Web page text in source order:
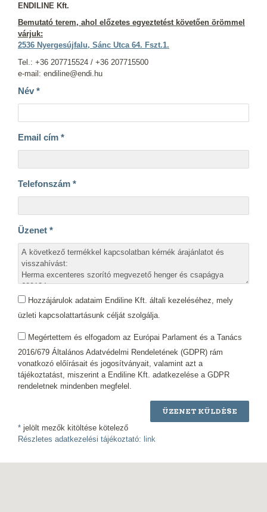
ENDILINE Kft.
Bemutató terem, ahol előzetes egyeztetést követően örömmel
várjuk:
2536 Nyergesújfalu, Sánc Utca 64. Fszt.1.
Tel.: +36 207715524 / +36 207715500
e-mail: endiline@endi.hu
Név *
Email cím *
Telefonszám *
Üzenet *
Hozzájárulok adataim Endiline Kft. általi kezeléséhez, mely
üzleti kapcsolattartásunk célját szolgálja.
Megértettem és elfogadom az Európai Parlament és a Tanács
2016/679 Általános Adatvédelmi Rendeletének (GDPR) rám
vonatkozó előírásait és jogosítványait, valamint azt a
tájékoztatást, miszerint a Endiline Kft. adatkezelése a GDPR
rendeletnek mindenben megfelel.
ÜZENET KÜLDÉSE
* jelölt mezők kitöltése kötelező
Részletes adatkezelési tájékoztató: link